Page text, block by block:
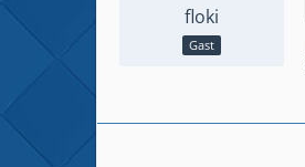
floki
Gast